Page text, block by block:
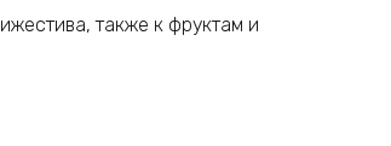
также к фруктам и